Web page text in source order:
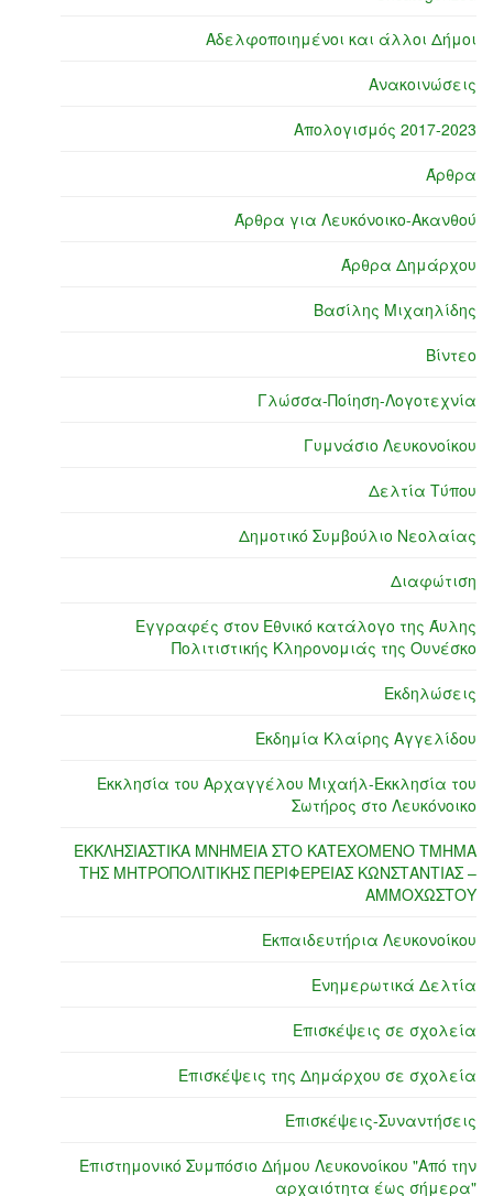
Αδελφοποιημένοι και άλλοι Δήμοι
Ανακοινώσεις
Απολογισμός 2017-2023
Άρθρα
Άρθρα για Λευκόνοικο-Ακανθού
Άρθρα Δημάρχου
Βασίλης Μιχαηλίδης
Βίντεο
Γλώσσα-Ποίηση-Λογοτεχνία
Γυμνάσιο Λευκονοίκου
Δελτία Τύπου
Δημοτικό Συμβούλιο Νεολαίας
Διαφώτιση
Εγγραφές στον Εθνικό κατάλογο της Άυλης
Πολιτιστικής Κληρονομιάς της Ουνέσκο
Εκδηλώσεις
Εκδημία Κλαίρης Αγγελίδου
Εκκλησία του Αρχαγγέλου Μιχαήλ-Εκκλησία του
Σωτήρος στο Λευκόνοικο
ΕΚΚΛΗΣΙΑΣΤΙΚΑ ΜΝΗΜΕΙΑ ΣΤΟ ΚΑΤΕΧΟΜΕΝΟ ΤΜΗΜΑ
ΤΗΣ ΜΗΤΡΟΠΟΛΙΤΙΚΗΣ ΠΕΡΙΦΕΡΕΙΑΣ ΚΩΝΣΤΑΝΤΙΑΣ –
ΑΜΜΟΧΩΣΤΟΥ
Εκπαιδευτήρια Λευκονοίκου
Ενημερωτικά Δελτία
Επισκέψεις σε σχολεία
Επισκέψεις της Δημάρχου σε σχολεία
Επισκέψεις-Συναντήσεις
Επιστημονικό Συμπόσιο Δήμου Λευκονοίκου "Από την
αρχαιότητα έως σήμερα"